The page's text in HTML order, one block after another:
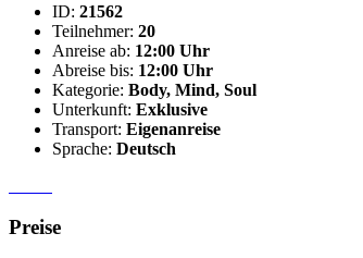
ID: 21562
Teilnehmer: 20
Anreise ab: 12:00 Uhr
Abreise bis: 12:00 Uhr
Kategorie: Body, Mind, Soul
Unterkunft: Exklusive
Transport: Eigenanreise
Sprache: Deutsch
Preise